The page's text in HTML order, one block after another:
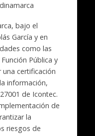
bajo el
García y en
como las
Pública y
certificación
información,
de Icontec.
de
la
riesgos de